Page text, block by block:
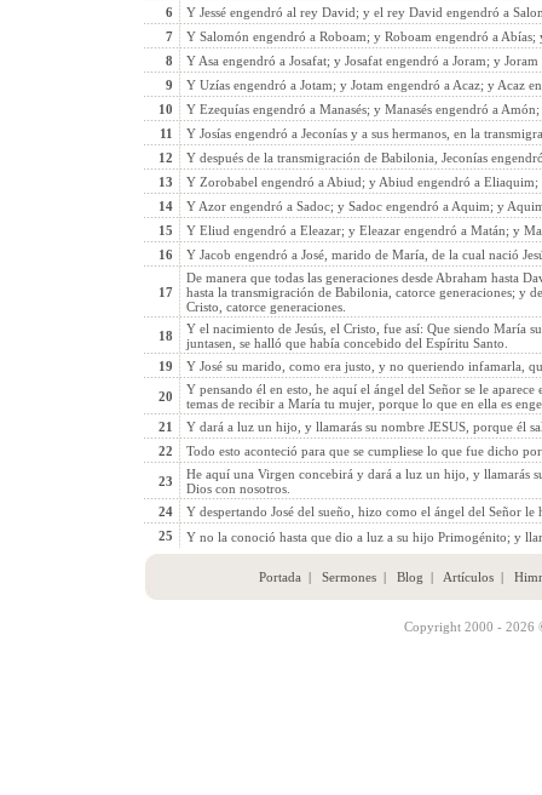
6
Y Jessé engendró al rey David; y el rey David engendró a
7
Y Salomón engendró a Roboam; y Roboam engendró a Abías;
8
Y Asa engendró a Josafat; y Josafat engendró a Joram; y
9
Y Uzías engendró a Jotam; y Jotam engendró a Acaz; y Acaz
10
Y Ezequías engendró a Manasés; y Manasés engendró a
11
Y Josías engendró a Jeconías y a sus hermanos, en la
12
Y después de la transmigración de Babilonia, Jeconías
13
Y Zorobabel engendró a Abiud; y Abiud engendró a
14
Y Azor engendró a Sadoc; y Sadoc engendró a Aquim; y
15
Y Eliud engendró a Eleazar; y Eleazar engendró a Matán; y
16
Y Jacob engendró a José, marido de María, de la cual nació
17
De manera que todas las generaciones desde Abraham hasta
hasta la transmigración de Babilonia, catorce generaciones; y
Cristo, catorce generaciones.
18
Y el nacimiento de Jesús, el Cristo, fue así: Que siendo María
juntasen, se halló que había concebido del Espíritu Santo.
19
Y José su marido, como era justo, y no queriendo infamarla,
20
Y pensando él en esto, he aquí el ángel del Señor se le
temas de recibir a María tu mujer, porque lo que en ella es
21
Y dará a luz un hijo, y llamarás su nombre JESUS, porque él
22
Todo esto aconteció para que se cumpliese lo que fue dicho
23
He aquí una Virgen concebirá y dará a luz un hijo, y llamarás
Dios con nosotros.
24
Y despertando José del sueño, hizo como el ángel del Señor
25
Y no la conoció hasta que dio a luz a su hijo Primogénito; y
Portada | Sermones| Blog | Artículos|
Copyright 2000 - 2026